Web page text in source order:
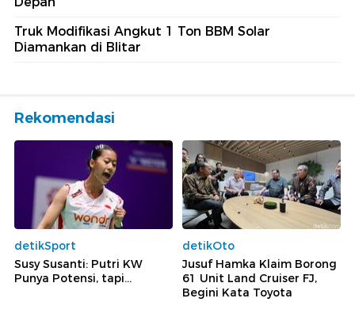
Truk Modifikasi Angkut 1 Ton BBM Solar
Diamankan di Blitar
Rekomendasi
detikSport
Susy Susanti: Putri KW
Punya Potensi, tapi...
detikOto
Jusuf Hamka Klaim Borong
61 Unit Land Cruiser FJ,
Begini Kata Toyota